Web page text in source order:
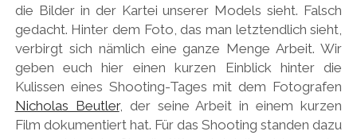
die Bilder in der Kartei unserer Models sieht. Falsch
gedacht. Hinter dem Foto, das man letztendlich sieht,
verbirgt sich nämlich eine ganze Menge Arbeit. Wir
geben euch hier einen kurzen Einblick hinter die
Kulissen eines Shooting-Tages mit dem Fotografen
Nicholas Beutler, der seine Arbeit in einem kurzen
Film dokumentiert hat. Für das Shooting standen dazu